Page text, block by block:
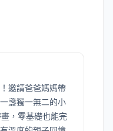
邀請爸爸媽媽帶
盞獨一無二的小
，零基礎也能完